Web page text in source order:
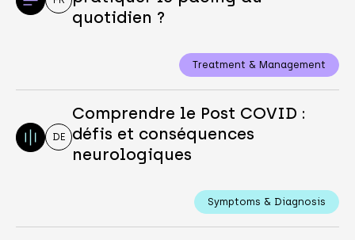
quotidien ?
Treatment & Management
DE
Comprendre le Post COVID :
défis et conséquences
neurologiques
Symptoms & Diagnosis